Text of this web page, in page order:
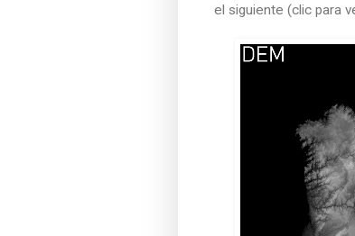
el siguiente (clic para